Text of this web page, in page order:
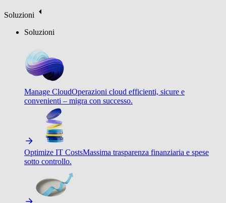
Soluzioni
Soluzioni
Manage CloudOperazioni cloud efficienti, sicure e
convenienti – migra con successo.
Optimize IT CostsMassima trasparenza finanziaria e spese
sotto controllo.